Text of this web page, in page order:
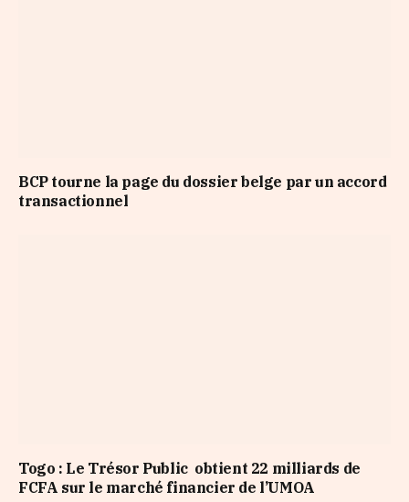
BCP tourne la page du dossier belge par un accord
transactionnel
Togo : Le Trésor Public obtient 22 milliards de
FCFA sur le marché financier de l’UMOA